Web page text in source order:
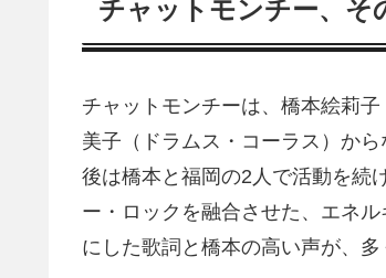
チャットモンチー、そ
チャットモンチーは、橋本絵莉
美子（ドラムス・コーラス）か
後は橋本と福岡の2人で活動を続
ー・ロックを融合させた、エネ
にした歌詞と橋本の高い声が、多